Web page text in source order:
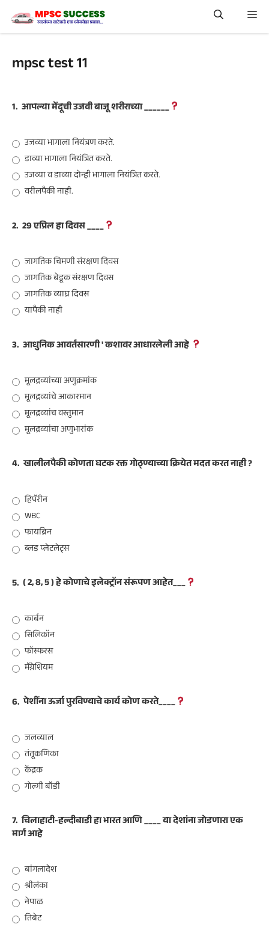
content
mpsc test 11
1. आपल्या मेंदूची उजवी बाजू शरीराच्या ______
उजव्या भागाला नियंत्रण करते.
डाव्या भागाला नियंत्रित करते.
उजव्या व डाव्या दोन्ही भागाला नियंत्रित करते.
वरीलपैकी नाही.
2. 29 एप्रिल हा दिवस ____
जागतिक चिमणी संरक्षण दिवस
जागतिक बेडूक संरक्षण दिवस
जागतिक व्याघ्र दिवस
यापैकी नाही
3. आधुनिक आवर्तसारणी ' कशावर आधारलेली आहे
मूलद्रव्यांच्या अणुक्रमांक
मूलद्रव्यांचे आकारमान
मूलद्रव्यांच वस्तुमान
मूलद्रव्यांचा अणुभारांक
4. खालीलपैकी कोणता घटक रक्त गोठ्ण्याच्या क्रियेत मदत करत नाही ?
हिपॅरीन
WBC
फायब्रिन
ब्लड प्लेटलेट्स
5. ( 2, 8, 5 ) हे कोणाचे इलेक्ट्रॉन संरूपण आहेत___
कार्बन
सिलिकॉन
फॉस्फरस
मॅग्नेशियम
6. पेशींना ऊर्जा पुरविण्याचे कार्य कोण करते____
जलव्याल
तंतूकणिका
केंद्रक
गोल्गी बॉडी
7. चिलाहाटी-हल्दीबाडी हा भारत आणि ____ या देशांना जोडणारा एक
मार्ग आहे
बांगलादेश
श्रीलंका
नेपाळ
तिबेट